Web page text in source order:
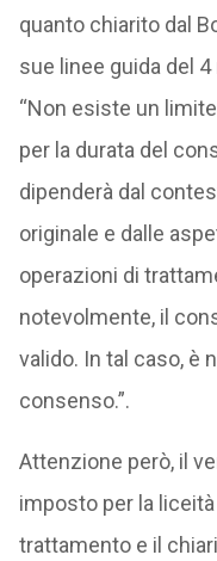
quanto chiarito dal
sue linee guida del
“Non esiste un
per la durata del
dipenderà dal
originale e dalle
operazioni di
notevolmente, il
valido. In tal caso, è
consenso.”.
Attenzione però, il
imposto per la
trattamento e il